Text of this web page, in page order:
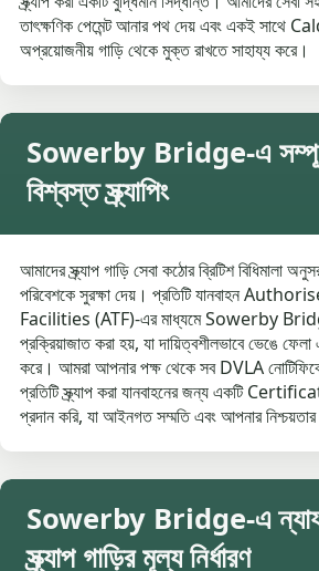
তাৎক্ষণিক পেমেন্ট আনার পথ দেয় এবং একই সাথে
অপ্রয়োজনীয় গাড়ি থেকে মুক্ত রাখতে সাহায্য করে।
Sowerby Bridge-এ
বিশ্বস্ত স্ক্র্যাপিং
আমাদের স্ক্র্যাপ গাড়ি সেবা কঠোর ব্রিটিশ বিধিমালা
পরিবেশকে সুরক্ষা দেয়। প্রতিটি যানবাহন
Facilities (ATF)-এর মাধ্যমে Sowerby
প্রক্রিয়াজাত করা হয়, যা দায়িত্বশীলভাবে ভেঙে ফেলা
করে। আমরা আপনার পক্ষ থেকে সব DVLA
প্রতিটি স্ক্র্যাপ করা যানবাহনের জন্য একটি
প্রদান করি, যা আইনগত সম্মতি এবং আপনার
Sowerby Bridge-এ
স্ক্র্যাপ গাড়ির মূল্য নির্ধারণ